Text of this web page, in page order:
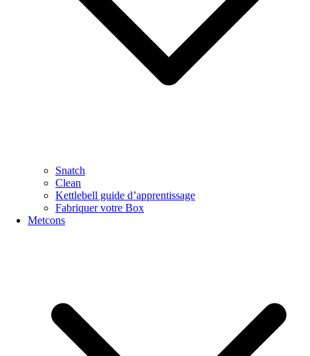
Snatch
Clean
Kettlebell guide d’apprentissage
Fabriquer votre Box
Metcons